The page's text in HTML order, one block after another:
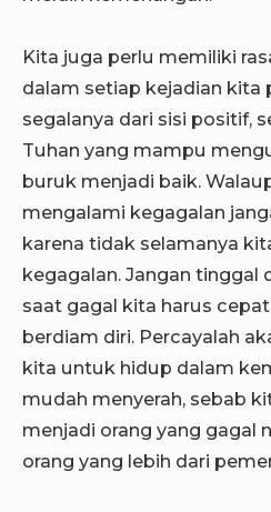
Kita juga perlu memiliki
dalam setiap kejadian kita
segalanya dari sisi positif,
Tuhan yang mampu
buruk menjadi baik.
mengalami kegagalan
karena tidak selamanya
kegagalan. Jangan tinggal
saat gagal kita harus
berdiam diri. Percayalah
kita untuk hidup dalam
mudah menyerah, sebab
menjadi orang yang gagal
orang yang lebih dari